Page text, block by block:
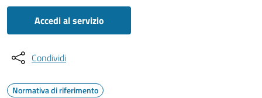
Accedi al servizio
Condividi
Normativa di riferimento